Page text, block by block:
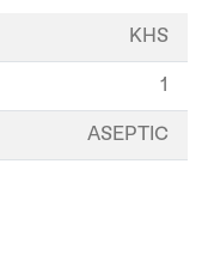
KHS
1
ASEPTIC